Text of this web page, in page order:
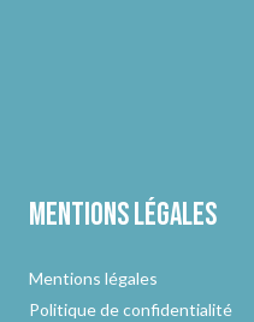
Mentions légales
Mentions légales
Politique de confidentialité